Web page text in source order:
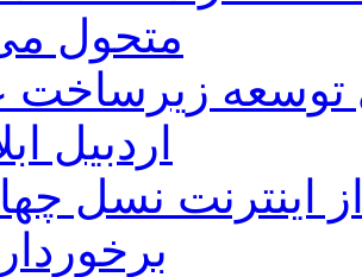
متحول
برای توسعه
اردبیل